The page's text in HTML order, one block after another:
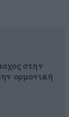
στην
ορμονική